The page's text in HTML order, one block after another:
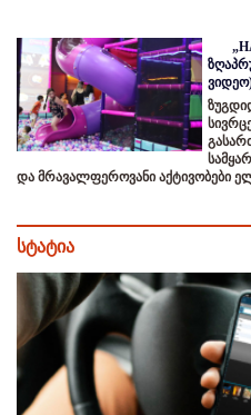
და მრავალფეროვანი აქტივობები
სტატია